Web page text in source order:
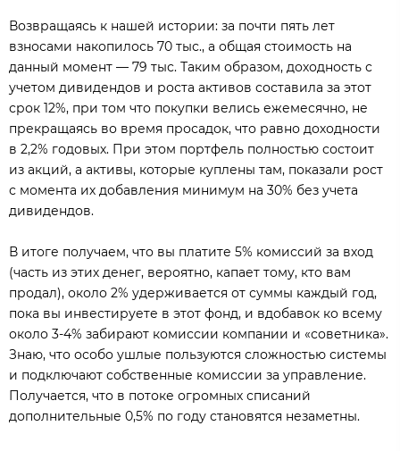
Возвращаясь к нашей истории: за почти пять лет
взносами накопилось 70 тыс., а общая стоимость на
данный момент — 79 тыс. Таким образом, доходность с
учетом дивидендов и роста активов составила за этот
срок 12%, при том что покупки велись ежемесячно, не
прекращаясь во время просадок, что равно доходности
в 2,2% годовых. При этом портфель полностью состоит
из акций, а активы, которые куплены там, показали рост
с момента их добавления минимум на 30% без учета
дивидендов.
В итоге получаем, что вы платите 5% комиссий за вход
(часть из этих денег, вероятно, капает тому, кто вам
продал), около 2% удерживается от суммы каждый год,
пока вы инвестируете в этот фонд, и вдобавок ко всему
около 3-4% забирают комиссии компании и «советника».
Знаю, что особо ушлые пользуются сложностью системы
и подключают собственные комиссии за управление.
Получается, что в потоке огромных списаний
дополнительные 0,5% по году становятся незаметны.